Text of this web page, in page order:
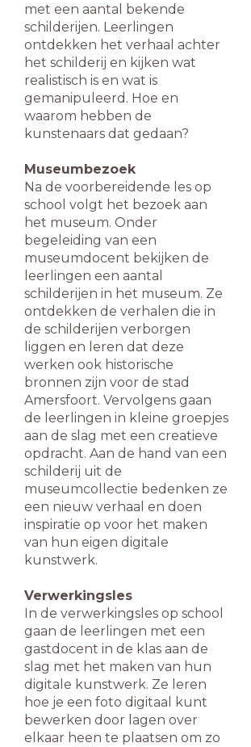
met een aantal bekende
schilderijen. Leerlingen
ontdekken het verhaal achter
het schilderij en kijken wat
realistisch is en wat is
gemanipuleerd. Hoe en
waarom hebben de
kunstenaars dat gedaan?
Museumbezoek
Na de voorbereidende les op
school volgt het bezoek aan
het museum. Onder
begeleiding van een
museumdocent bekijken de
leerlingen een aantal
schilderijen in het museum. Ze
ontdekken de verhalen die in
de schilderijen verborgen
liggen en leren dat deze
werken ook historische
bronnen zijn voor de stad
Amersfoort. Vervolgens gaan
de leerlingen in kleine groepjes
aan de slag met een creatieve
opdracht. Aan de hand van een
schilderij uit de
museumcollectie bedenken ze
een nieuw verhaal en doen
inspiratie op voor het maken
van hun eigen digitale
kunstwerk.
Verwerkingsles
In de verwerkingsles op school
gaan de leerlingen met een
gastdocent in de klas aan de
slag met het maken van hun
digitale kunstwerk. Ze leren
hoe je een foto digitaal kunt
bewerken door lagen over
elkaar heen te plaatsen om zo